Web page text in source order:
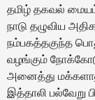
தமிழ் தகவல்
நாடு தழுவிய
நம்பகத்தகுந்த
வழங்கும்
அனைத்து
இத்தாலி பல்வேறு